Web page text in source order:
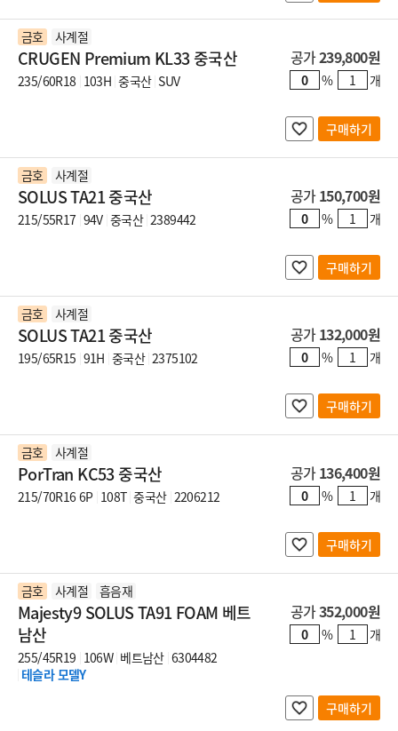
금호 사계절
CRUGEN Premium KL33 중국산
235/60R18 103H 중국산 SUV
공가239,800원
% 개
구매하기
금호 사계절
SOLUS TA21 중국산
215/55R17 94V 중국산 2389442
공가150,700원
% 개
구매하기
금호 사계절
SOLUS TA21 중국산
195/65R15 91H 중국산 2375102
공가132,000원
% 개
구매하기
금호 사계절
PorTran KC53 중국산
215/70R16 6P 108T 중국산 2206212
공가136,400원
% 개
구매하기
금호 사계절 흡음재
Majesty9 SOLUS TA91 FOAM 베트
남산
255/45R19 106W 베트남산 6304482
테슬라 모델Y
공가352,000원
% 개
구매하기